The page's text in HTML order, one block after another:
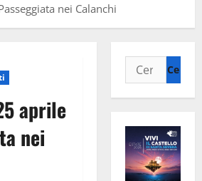
nei Calanchi
aprile
nei
Ricerca
per: